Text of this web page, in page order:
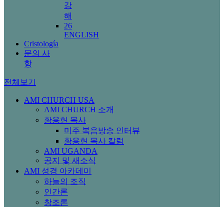
강
해
26
ENGLISH
Cristología
문의 사
항
전체보기
AMI CHURCH USA
AMI CHURCH 소개
황용현 목사
미주 복음방송 인터뷰
황용현 목사 칼럼
AMI UGANDA
공지 및 새소식
AMI 성경 아카데미
하늘의 조직
인간론
창조론